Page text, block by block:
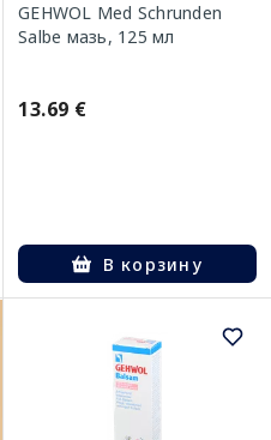
GEHWOL Med Schrunden
Salbe мазь, 125 мл
13.69 €
В корзину